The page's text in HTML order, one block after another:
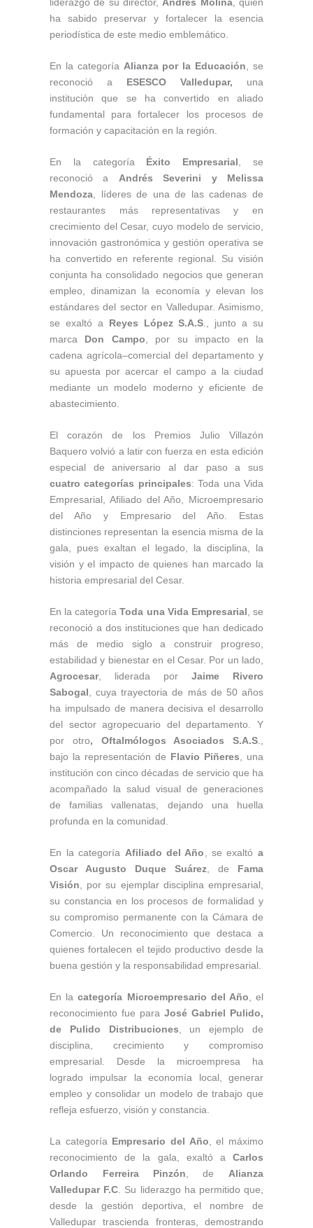
liderazgo de su director,Andrés Molina, quien
ha sabido preservar y fortalecer la esencia
periodística de este medio emblemático.
En la categoría Alianza por la Educación, se
reconoció a
ESESCO Valledupar, una
institución que se ha convertido en aliado
fundamental para fortalecer los procesos de
formación y capacitación en la región.
En la categoría Éxito Empresarial , se
reconoció a Andrés Severini y Melissa
Mendoza, líderes de una de las cadenas de
restaurantes más representativas y en
crecimiento del Cesar, cuyo modelo de servicio,
innovación gastronómica y gestión operativa se
ha convertido en referente regional. Su visión
conjunta ha consolidado negocios que generan
empleo, dinamizan la economía y elevan los
estándares del sector en Valledupar. Asimismo,
se exaltó a
Reyes López S.A.S., junto a su
marca
Don Campo, por su impacto en la
cadena agrícola–comercial del departamento y
su apuesta por acercar el campo a la ciudad
mediante un modelo moderno y eficiente de
abastecimiento.
El corazón de los Premios Julio Villazón
Baquero volvió a latir con fuerza en esta edición
especial de aniversario al dar paso a sus
cuatro categorías principales: Toda una Vida
Empresarial, Afiliado del Año, Microempresario
del Año y Empresario del Año. Estas
distinciones representan la esencia misma de la
gala, pues exaltan el legado, la disciplina, la
visión y el impacto de quienes han marcado la
historia empresarial del Cesar.
En la categoríaToda una Vida Empresarial
, se
reconoció a dos instituciones que han dedicado
más de medio siglo a construir progreso,
estabilidad y bienestar en el Cesar. Por un lado,
Agrocesar, liderada por Jaime Rivero
Sabogal
, cuya trayectoria de más de 50 años
ha impulsado de manera decisiva el desarrollo
del sector agropecuario del departamento. Y
por otro, Oftalmólogos Asociados S.A.S.,
bajo la representación de
Flavio Piñeres , una
institución con cinco décadas de servicio que ha
acompañado la salud visual de generaciones
de familias vallenatas, dejando una huella
profunda en la comunidad.
En la categoría Afiliado del Año , se exaltó a
Oscar Augusto Duque Suárez , de
Fama
Visión , por su ejemplar disciplina empresarial,
su constancia en los procesos de formalidad y
su compromiso permanente con la Cámara de
Comercio. Un reconocimiento que destaca a
quienes fortalecen el tejido productivo desde la
buena gestión y la responsabilidad empresarial.
En lacategoría Microempresario del Año , el
reconocimiento fue para José Gabriel Pulido,
de Pulido Distribuciones , un ejemplo de
disciplina, crecimiento y compromiso
empresarial. Desde la microempresa ha
logrado impulsar la economía local, generar
empleo y consolidar un modelo de trabajo que
refleja esfuerzo, visión y constancia.
La categoría Empresario del Año , el máximo
reconocimiento de la gala, exaltó a Carlos
Orlando Ferreira Pinzón , de Alianza
Valledupar F.C . Su liderazgo ha permitido que,
desde la gestión deportiva, el nombre de
Valledupar trascienda fronteras, demostrando